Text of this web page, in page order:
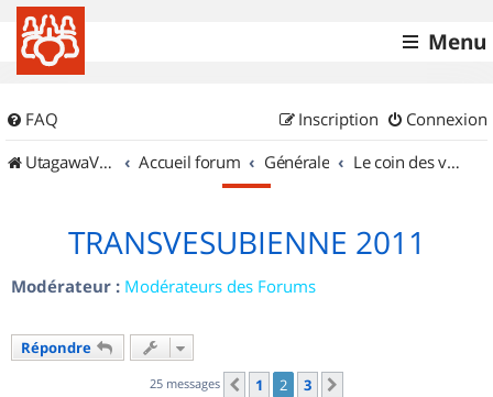
Menu
FAQ Connexion
Inscription
UtagawaVTT (Randos VTT et VTTAE avec traces GPS)
Accueil forum Générale Le coin des vidéastes
TRANSVESUBIENNE 2011
Modérateur : Modérateurs des Forums
Répondre
25 messages Précédent
1 2 3